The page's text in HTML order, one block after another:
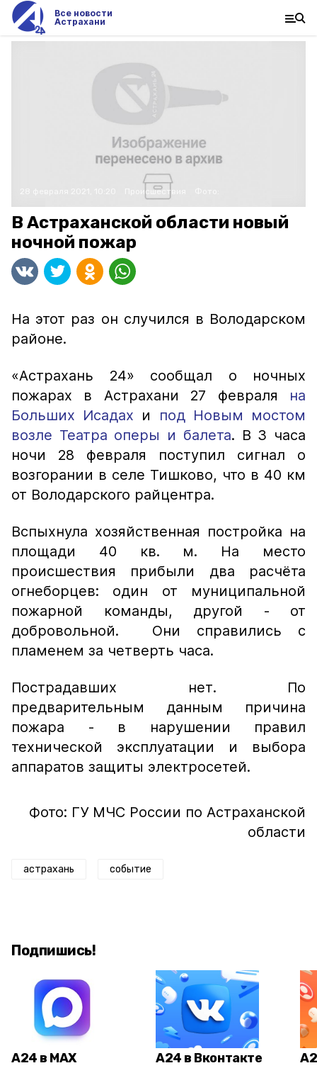
Все новости
Астрахани
Происшествия
В Астраханской области новый
ночной пожар
На этот раз он случился в Володарском
районе.
«Астрахань 24» сообщал о ночных
пожарах в Астрахани 27 февраля на
Больших Исадах и под Новым мостом
возле Театра оперы и балета. В 3 часа
ночи 28 февраля поступил сигнал о
возгорании в селе Тишково, что в 40 км
от Володарского райцентра.
Вспыхнула хозяйственная постройка на
площади 40 кв. м. На место
происшествия прибыли два расчёта
огнеборцев: один от муниципальной
пожарной команды, другой - от
добровольной. Они справились с
пламенем за четверть часа.
Пострадавших нет. По
предварительным данным причина
пожара - в нарушении правил
технической эксплуатации и выбора
аппаратов защиты электросетей.
Фото: ГУ МЧС России по Астраханской
области
астрахань событие
Подпишись!
А24 в MAX А24 в Вконтакте